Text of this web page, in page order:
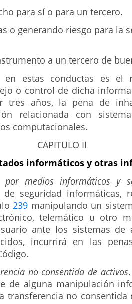
para sí o para un tercero.
o generando riesgo para la
a un tercero de
estas conductas es el
o control de dicha
tres años, la pena de
relacionada con
computacionales.
CAPITULO II
informáticos y otras
por medios informáticos y
de seguridad informáticas,
239 manipulando un
telemático u otro
ante los sistemas de
incurrirá en las
no consentida de activos
de alguna manipulación
transferencia no